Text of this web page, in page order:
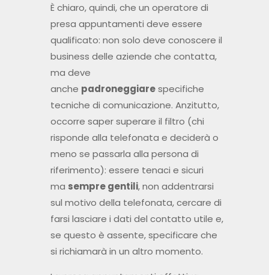
È chiaro, quindi, che un operatore di
presa appuntamenti deve essere
qualificato: non solo deve conoscere il
business delle aziende che contatta,
ma deve
anche padroneggiarespecifiche
tecniche di comunicazione. Anzitutto,
occorre saper superare il filtro (chi
risponde alla telefonata e deciderà o
meno se passarla alla persona di
riferimento): essere tenaci e sicuri
ma sempre gentili, non addentrarsi
sul motivo della telefonata, cercare di
farsi lasciare i dati del contatto utile e,
se questo è assente, specificare che
si richiamarà in un altro momento.